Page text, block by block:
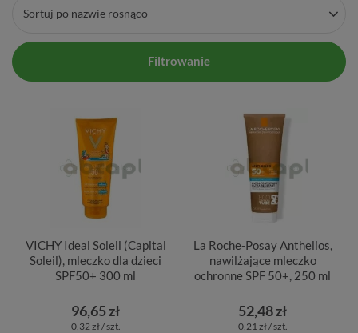
Sortuj po nazwie rosnąco
Filtrowanie
VICHY Ideal Soleil (Capital
Soleil), mleczko dla dzieci
SPF50+ 300 ml
96,65 zł
0,32 zł / szt.
La Roche-Posay Anthelios,
nawilżające mleczko
ochronne SPF 50+, 250 ml
52,48 zł
0,21 zł / szt.